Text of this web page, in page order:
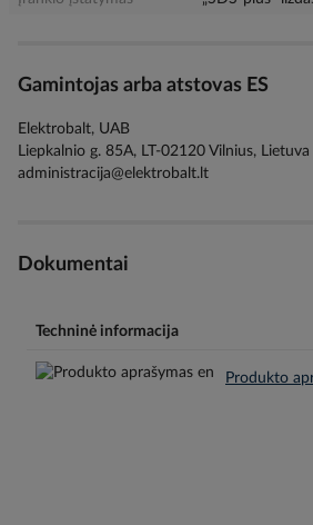
Gamintojas arba atstovas ES
Elektrobalt, UAB
Liepkalnio g. 85A, LT-02120 Vilnius, Lietuva
administracija@elektrobalt.lt
Dokumentai
Techninė informacija
Produkto